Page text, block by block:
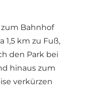
Bahnhof
1,5 km zu Fuß,
den Park bei
hinaus zum
verkürzen